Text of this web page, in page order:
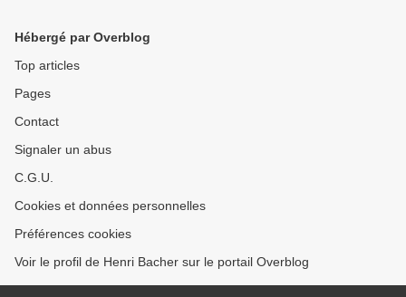
Hébergé par Overblog
Top articles
Pages
Contact
Signaler un abus
C.G.U.
Cookies et données personnelles
Préférences cookies
Voir le profil de Henri Bacher sur le portail Overblog